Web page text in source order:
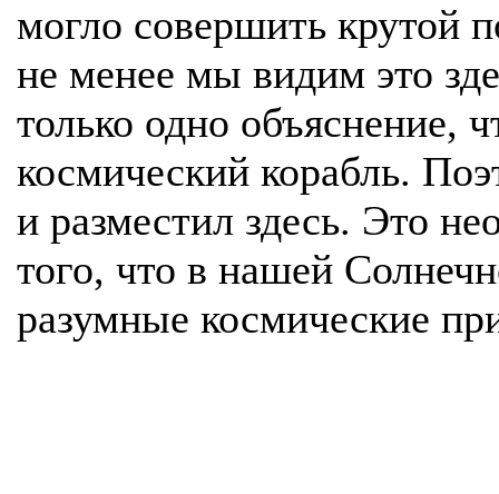
могло совершить крутой
не менее мы видим это
только одно объяснение,
космический корабль.
и разместил здесь. Это
того, что в нашей
разумные космические